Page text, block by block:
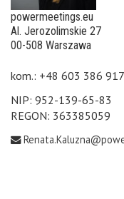
powermeetings.eu
Al. Jerozolimskie 27
00-508 Warszawa
kom.: +48 603 386 917
NIP: 952-139-65-83
REGON: 363385059